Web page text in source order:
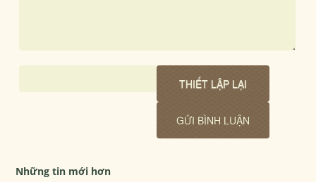
Những tin mới hơn